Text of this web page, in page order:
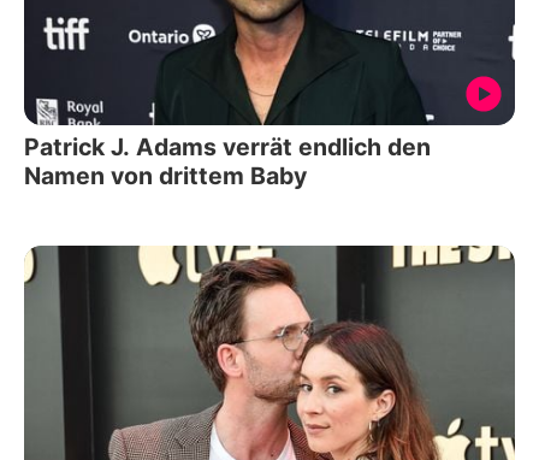
Patrick J. Adams verrät endlich den
Namen von drittem Baby